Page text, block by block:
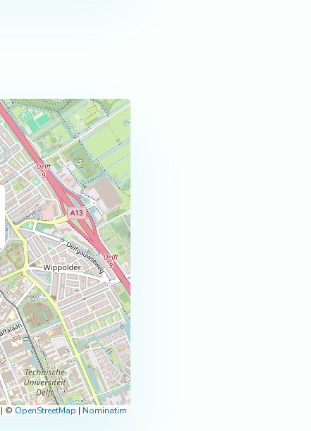
| © OpenStreetMap | Nominatim